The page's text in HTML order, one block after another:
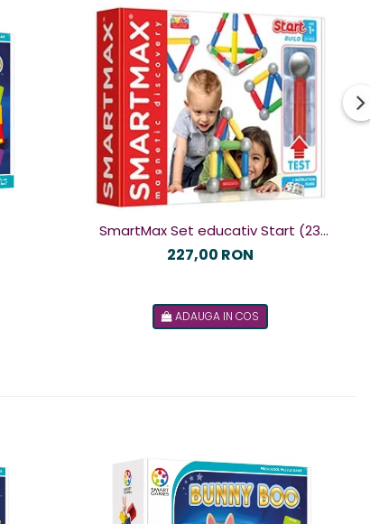
SmartMax Set educativ Start (23
piese) cu fereastra de test
227,00 RON
ADAUGA IN COS